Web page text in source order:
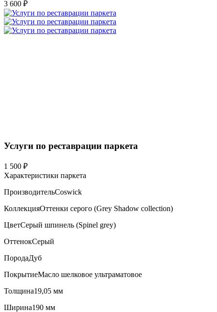
3 600 ₽
Услуги по реставрации паркета
1 500 ₽
Характеристики паркета
ПроизводительCoswick
КоллекцияОттенки серого (Grеy Shadow collection)
ЦветСерый шпинель (Spinel grey)
ОттенокСерый
ПородаДуб
ПокрытиеМасло шелковое ультраматовое
Толщина19,05 мм
Ширина190 мм